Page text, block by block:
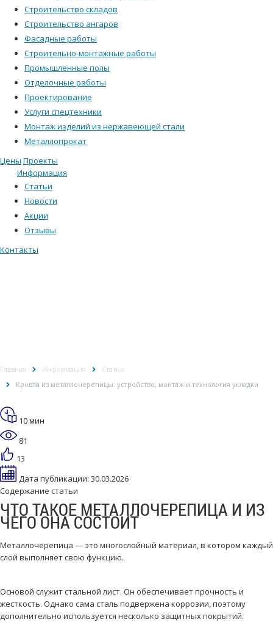
Металлопрокат
Строительство складов
Строительство ангаров
Фасадные работы
Строительно-монтажные работы
Промышленные полы
Отделочные работы
Проектирование
Услуги спецтехники
Монтаж изделий из нержавеющей стали
Цены Проекты
Информация
Статьи
Новости
Акции
Отзывы
Контакты
Главная Информация
Статьи
Кровля из металлочерепицы: устройство, монтаж и технология укладки
10 мин
81
13
Дата публикации: 30.03.2026
Содержание статьи
ЧТО ТАКОЕ МЕТАЛЛОЧЕРЕПИЦА И ИЗ
ЧЕГО ОНА СОСТОИТ
Металлочерепица — это многослойный материал, в котором каждый
слой выполняет свою функцию.
Основой служит стальной лист. Он обеспечивает прочность и
жесткость. Однако сама сталь подвержена коррозии, поэтому
дополнительно используется несколько защитных покрытий.